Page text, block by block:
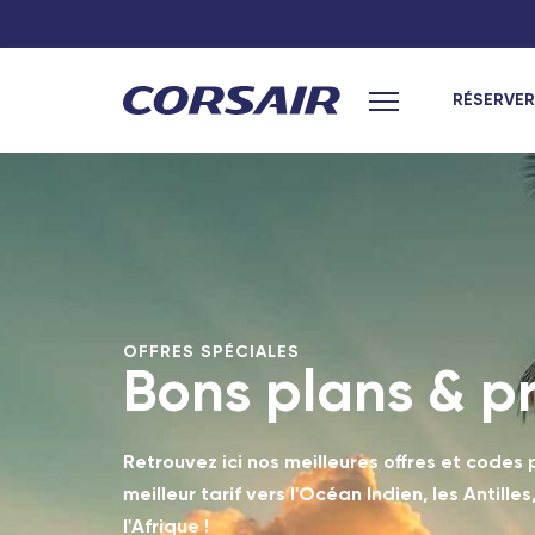
Menu principal
RÉSERVER
OFFRES SPÉCIALES
Bons plans &
Retrouvez ici nos meilleures offres et codes
meilleur tarif vers l'Océan Indien, les
l'Afrique !
Toulouse
Nîmes - TGV
Nantes
Nîmes - TGV